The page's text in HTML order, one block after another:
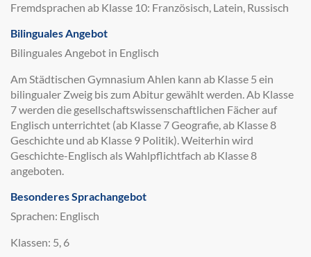
Fremdsprachen ab Klasse 10: Französisch, Latein, Russisch
Bilinguales Angebot
Bilinguales Angebot in Englisch
Am Städtischen Gymnasium Ahlen kann ab Klasse 5 ein
bilingualer Zweig bis zum Abitur gewählt werden. Ab Klasse
7 werden die gesellschaftswissenschaftlichen Fächer auf
Englisch unterrichtet (ab Klasse 7 Geografie, ab Klasse 8
Geschichte und ab Klasse 9 Politik). Weiterhin wird
Geschichte-Englisch als Wahlpflichtfach ab Klasse 8
angeboten.
Besonderes Sprachangebot
Sprachen: Englisch
Klassen: 5, 6